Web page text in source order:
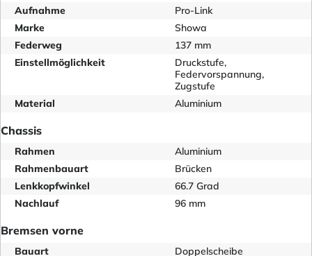
Aufnahme
Pro-Link
Marke
Showa
Federweg
137 mm
Einstellmöglichkeit
Druckstufe,
Federvorspannung,
Zugstufe
Material
Aluminium
Chassis
Rahmen
Aluminium
Rahmenbauart
Brücken
Lenkkopfwinkel
66.7 Grad
Nachlauf
96 mm
Bremsen vorne
Bauart
Doppelscheibe